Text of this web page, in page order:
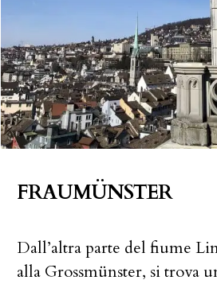
FRAUMÜNSTER
Dall’altra parte del fiume
alla Grossmünster, si trova